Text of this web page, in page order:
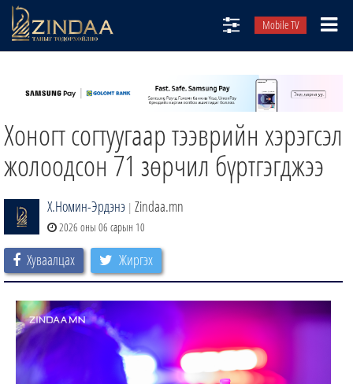
Mobile TV
ТВ8
ӨГЛӨӨНИЙ СОНИН
ЗИНДАА СЭТГҮҮЛ
Хоногт согтуугаар тээврийн хэрэгсэл
жолоодсон 71 зөрчил бүртгэгджээ
Х.Номин-Эрдэнэ | Zindaa.mn
2026 оны 06 сарын 10
Хуваалцах Жиргэх